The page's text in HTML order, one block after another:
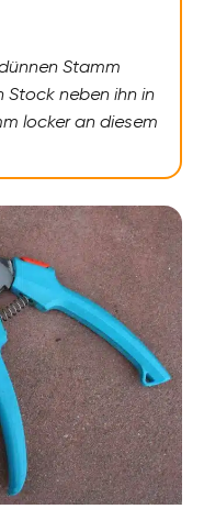
Stamm
Stock neben ihn in
locker an diesem